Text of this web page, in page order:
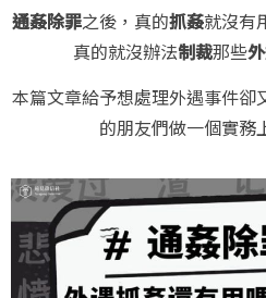
通姦除罪之後，真的抓姦就沒有
真的就沒辦法制裁那些
本篇文章給予想處理外遇事件卻
的朋友們做一個實務